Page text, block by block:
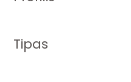
Tipas